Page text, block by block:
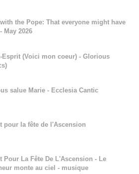
the Pope: That everyone might have
May 2026
Esprit (Voici mon coeur) - Glorious
salue Marie - Ecclesia Cantic
pour la fête de l'Ascension
Pour La Fête De L'Ascension - Le
monte au ciel - musique